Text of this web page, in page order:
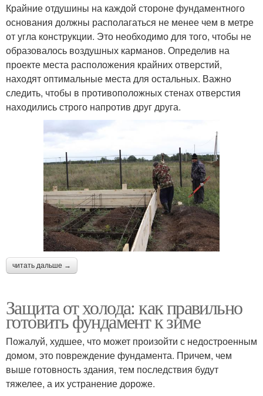
Крайние отдушины на каждой стороне фундаментного
основания должны располагаться не менее чем в метре
от угла конструкции. Это необходимо для того, чтобы не
образовалось воздушных карманов. Определив на
проекте места расположения крайних отверстий,
находят оптимальные места для остальных. Важно
следить, чтобы в противоположных стенах отверстия
находились строго напротив друг друга.
читать дальше →
Защита от холода: как правильно
готовить фундамент к зиме
Пожалуй, худшее, что может произойти с недостроенным
домом, это повреждение фундамента. Причем, чем
выше готовность здания, тем последствия будут
тяжелее, а их устранение дороже.